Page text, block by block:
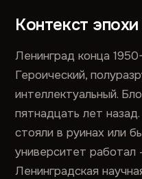
Контекст эпохи
Ленинград конца
Героический,
интеллектуальный.
пятнадцать лет
стояли в руинах или
университет
Ленинградская